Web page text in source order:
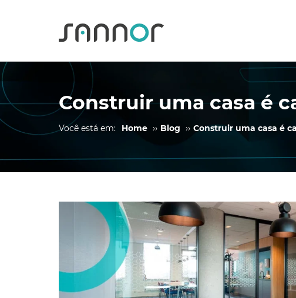
Construir uma casa é
Você está em: Home ›› Blog ›› Construir uma casa é